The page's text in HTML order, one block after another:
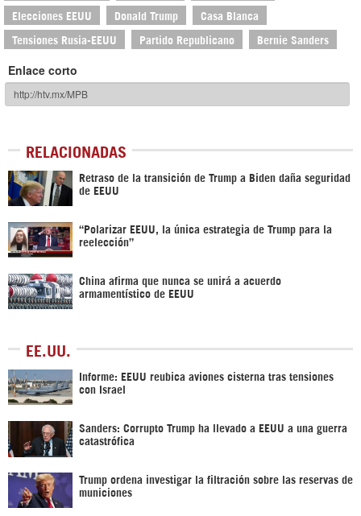
Elecciones EEUU Donald Trump Casa Blanca
Tensiones Rusia-EEUU Partido Republicano Bernie Sanders
Enlace corto
RELACIONADAS
Retraso de la transición de Trump a Biden daña seguridad
de EEUU
“Polarizar EEUU, la única estrategia de Trump para la
reelección”
China afirma que nunca se unirá a acuerdo
armamentístico de EEUU
EE.UU.
Informe: EEUU reubica aviones cisterna tras tensiones
con Israel
Sanders: Corrupto Trump ha llevado a EEUU a una guerra
catastrófica
Trump ordena investigar la filtración sobre las reservas de
municiones